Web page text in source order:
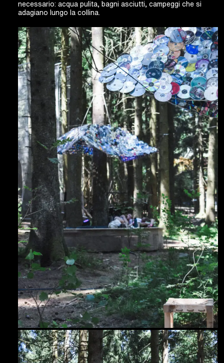
necessario: acqua pulita, bagni asciutti, campeggi che si
adagiano lungo la collina.